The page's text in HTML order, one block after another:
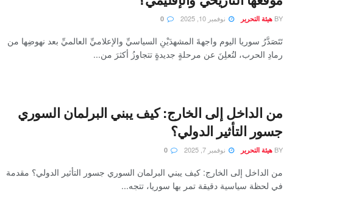
BY هيئة التحرير نوفمبر 10, 2025
تَتَصَدَّرُ سوريا اليوم واجهةَ المشهدَيْنِ السياسيِّ والإعلاميِّ العالميِّ بعد نهوضِها من
رمادِ الحرب، لتُعلِنَ عن مرحلةٍ جديدةٍ تتجاوزُ أكثرَ من...
من الداخل إلى الخارج: كيف يبني البرلمان السوري
جسور التأثير الدولي؟
BY هيئة التحرير نوفمبر 7, 2025
من الداخل إلى الخارج: كيف يبني البرلمان السوري جسور التأثير الدولي؟ مقدمة
في لحظة سياسية دقيقة تمر بها سوريا، تتجه...